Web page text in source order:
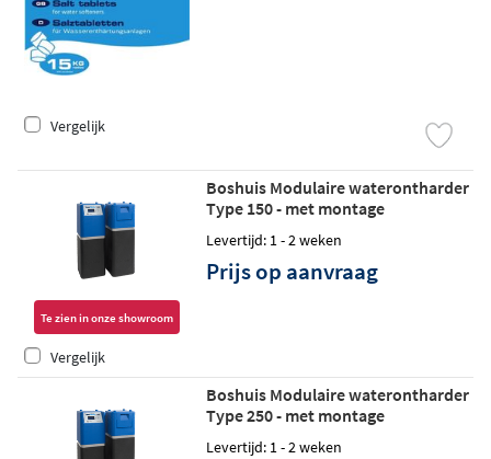
Vergelijk
Te zien in onze showroom
Boshuis Modulaire waterontharder
Type 150 - met montage
Levertijd: 1 - 2 weken
Prijs op aanvraag
Vergelijk
Boshuis Modulaire waterontharder
Type 250 - met montage
Levertijd: 1 - 2 weken